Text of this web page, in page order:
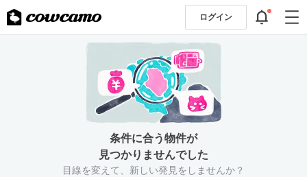
ログイン
条件に合う物件が
見つかりませんでした
目線を変えて、新しい発見をしませんか？